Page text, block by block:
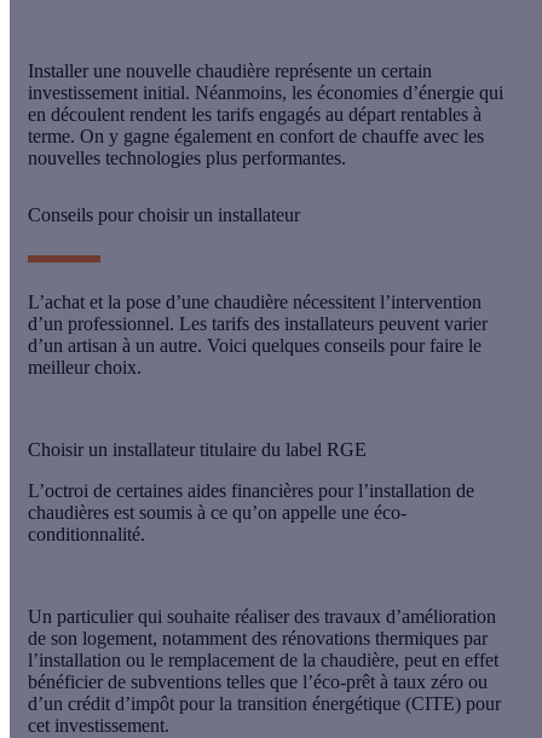
Installer une nouvelle chaudière représente un certain
investissement initial. Néanmoins, les économies d’énergie qui
en découlent rendent les tarifs engagés au départ rentables à
terme. On y gagne également en confort de chauffe avec les
nouvelles technologies plus performantes.
Conseils pour choisir un installateur
L’achat et la pose d’une chaudière nécessitent l’intervention
d’un professionnel. Les tarifs des installateurs peuvent varier
d’un artisan à un autre. Voici quelques conseils pour faire le
meilleur choix.
Choisir un installateur titulaire du label RGE
L’octroi de certaines aides financières pour l’installation de
chaudières est soumis à ce qu’on appelle une éco-
conditionnalité.
Un particulier qui souhaite réaliser des travaux d’amélioration
de son logement, notamment des rénovations thermiques par
l’installation ou le remplacement de la chaudière, peut en effet
bénéficier de subventions telles que l’éco-prêt à taux zéro ou
d’un crédit d’impôt pour la transition énergétique (CITE) pour
cet investissement.